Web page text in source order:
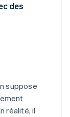
des
suppose
réalité, il